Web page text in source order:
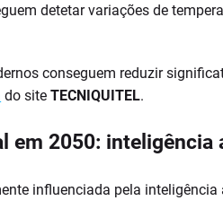
detetar variações de
conseguem reduzir
do siteTECNIQUITEL.
em 2050:
influenciada pela